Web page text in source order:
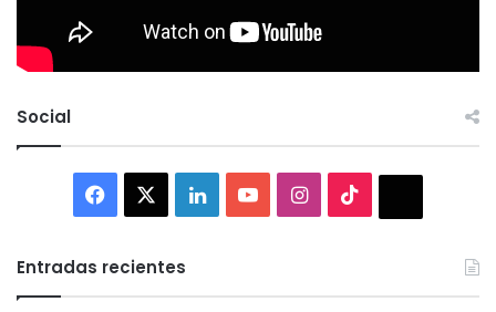
Social
Facebook LinkedInYouTubeInstagram
Entradas recientes